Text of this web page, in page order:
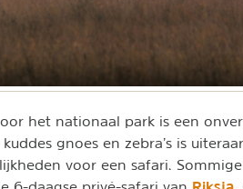
het nationaal park is een
gnoes en zebra’s is
voor een safari.
6-daagse privé-safari van